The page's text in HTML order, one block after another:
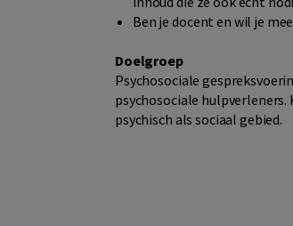
Ben je docent en wil je
Doelgroep
Psychosociale
psychosociale
psychisch als sociaal